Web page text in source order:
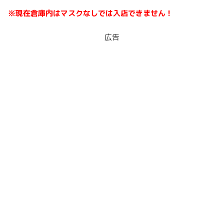
※現在倉庫内はマスクなしでは入店できません！
広告